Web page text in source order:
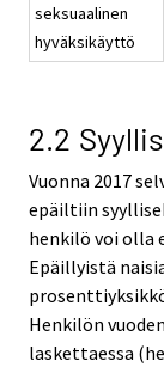
seksuaalinen
hyväksikäyttö
2.2
Vuonna 2017
epäiltiin
henkilö voi olla
Epäillyistä
Henkilön
laskettaessa